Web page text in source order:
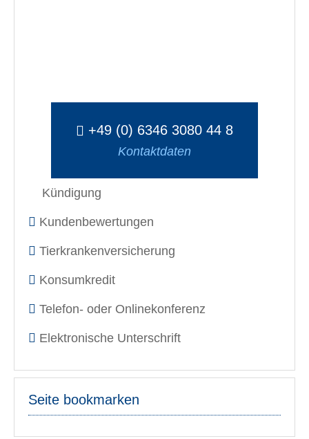
+49 (0) 6346 3080 44 8
Kontaktdaten
Kündigung
Kundenbewertungen
Tierkrankenversicherung
Konsumkredit
Telefon- oder Onlinekonferenz
Elektronische Unterschrift
Seite bookmarken